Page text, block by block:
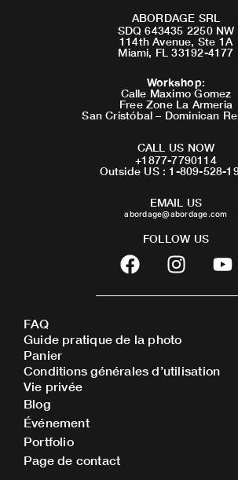
ABORDAGE SRL
SDQ 643435 2250 NW
114th Avenue, Ste 1A
Miami, FL 33192-4177
Workshop:
Calle Maximo Gomez
Free Zone La Armeria
San Cristóbal – Dominican
CALL US NOW
+1877-7790114
Outside US : 1-809-528-
EMAIL US
abordage@abordage.com
FOLLOW US
F
a
c
b
o
o
I
n
s
a
g
r
Y
o
u
FAQ
Guide pratique de la photo
Panier
Conditions générales d’utilisation
Vie privée
Blog
Événement
Portfolio
Page de contact